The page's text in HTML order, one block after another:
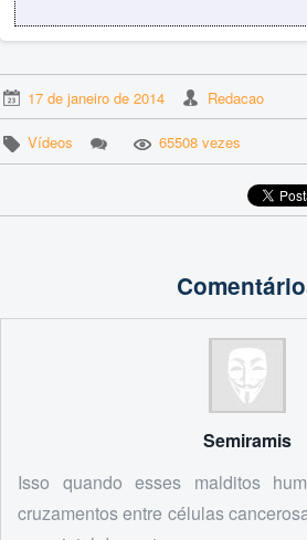
17 de janeiro de 2014 Redacao
Vídeos 65508 vezes
Semiramis
Isso quando esses malditos
cruzamentos entre células